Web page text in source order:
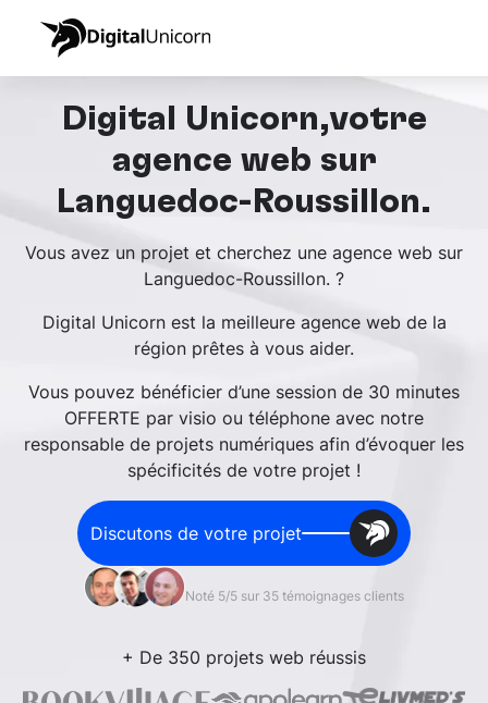
Digital Unicorn,votre
agence web sur
Languedoc-Roussillon.
Vous avez un projet et cherchez une agence web sur
Languedoc-Roussillon. ?
Digital Unicorn est la meilleure agence web de la
région prêtes à vous aider.
Vous pouvez bénéficier d’une session de 30 minutes
OFFERTE par visio ou téléphone avec notre
responsable de projets numériques afin d’évoquer les
spécificités de votre projet !
Discutons de votre projet
Noté 5/5 sur 35 témoignages clients
+ De 350 projets web réussis